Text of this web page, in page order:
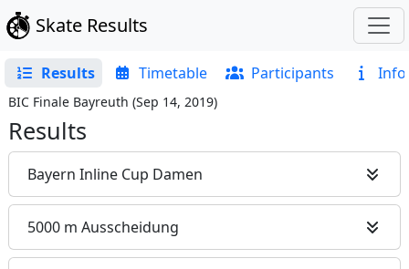
Skate Results
Results Timetable Participants Info
BIC Finale Bayreuth (Sep 14, 2019)
Results
Bayern Inline Cup Damen
5000 m Ausscheidung